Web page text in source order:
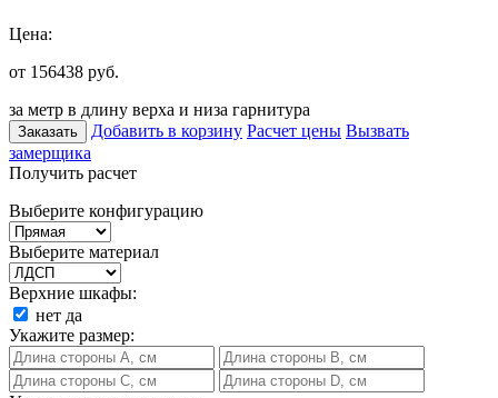
Цена:
от 156438 руб.
за метр в длину верха и низа гарнитура
Заказать Добавить в корзину Расчет цены Вызвать
замерщика
Получить расчет
Выберите конфигурацию
Выберите материал
Верхние шкафы:
нет да
Укажите размер: